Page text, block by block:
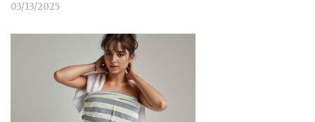
03/13/2025